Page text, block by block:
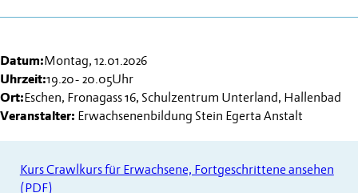
Datum:Montag, 12.01.2026
Uhrzeit:19.20- 20.05Uhr
Ort:Eschen, Fronagass 16, Schulzentrum Unterland, Hallenbad
Veranstalter: Erwachsenenbildung Stein Egerta Anstalt
Kurs Crawlkurs für Erwachsene, Fortgeschrittene ansehen
(PDF)